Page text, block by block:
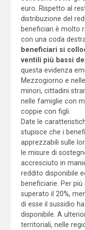
euro. Rispetto al
distribuzione del
beneficiari è molto
con una coda
beneficiari si
ventili più bassi
questa evidenza
Mezzogiorno e
minori, cittadini
nelle famiglie con
coppie con figli.
Date le
stupisce che i
apprezzabili sulle
le misure di
accresciuto in
reddito disponibile
beneficiarie. Per
superato il 20%,
di esse il sussidio
disponibile. A
territoriali, nelle